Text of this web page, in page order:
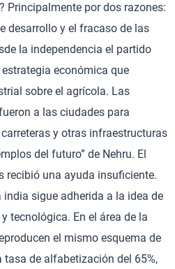
Principalmente por dos razones:
desarrollo y el fracaso de las
la independencia el partido
económica que
sobre el agrícola. Las
a las ciudades para
y otras infraestructuras
del futuro” de Nehru. El
recibió una ayuda insuficiente.
sigue adherida a la idea de
tecnológica. En el área de la
el mismo esquema de
tasa de alfabetización del 65%,